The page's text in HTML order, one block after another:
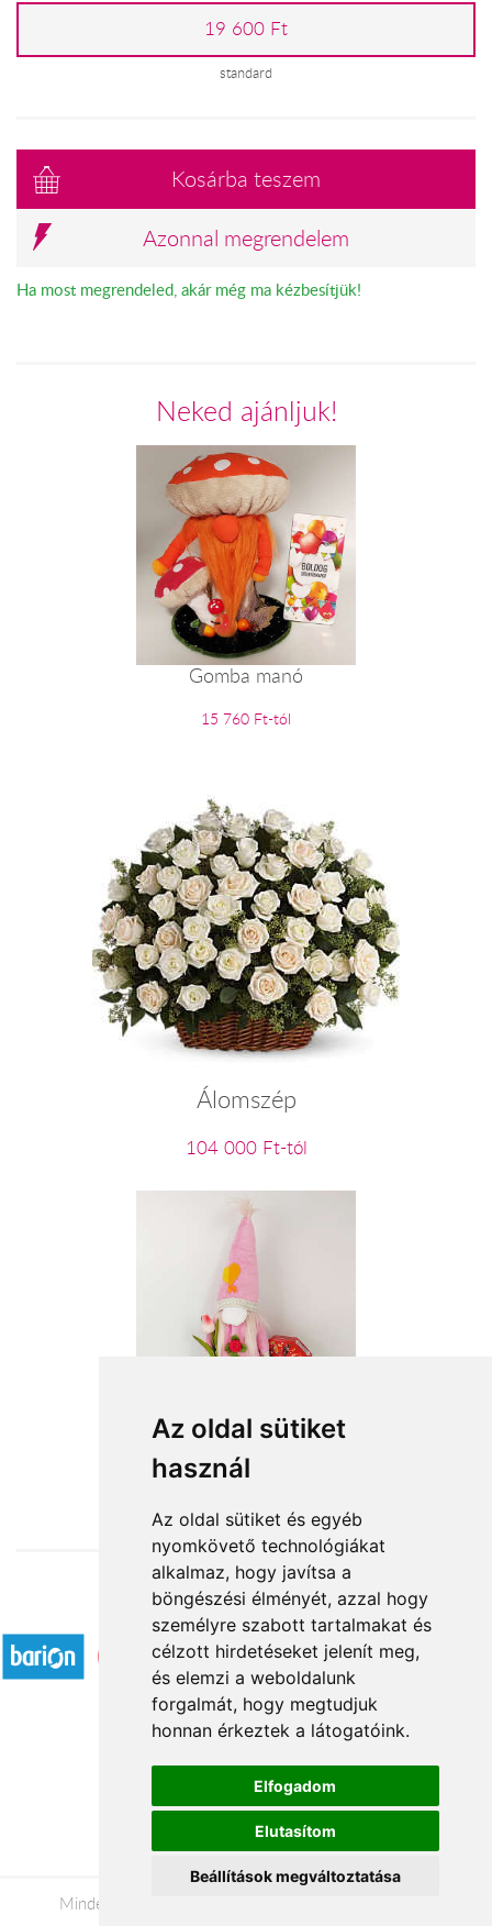
Az oldal sütiket
használ
Az oldal sütiket és egyéb
nyomkövető technológiákat
alkalmaz, hogy javítsa a
böngészési élményét, azzal hogy
személyre szabott tartalmakat és
célzott hirdetéseket jelenít meg,
és elemzi a weboldalunk
forgalmát, hogy megtudjuk
honnan érkeztek a látogatóink.
Elfogadom
Elutasítom
Beállítások megváltoztatása
19 600 Ft
standard
Kosárba teszem
Azonnal megrendelem
Ha most megrendeled, akár még ma kézbesítjük!
Neked ajánljuk!
Gomba manó
15 760 Ft-tól
Álomszép
104 000 Ft-tól
Rózsaszín manócska
13 200 Ft-tól
Elfogadott fizetési módok
Á.SZ.F.
Impresszum
Adatkezelési tájékoztató
Minden jog fenntartva © 2026 |